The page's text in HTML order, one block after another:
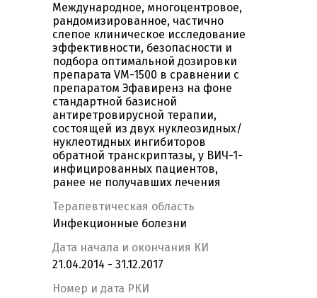
Международное, многоцентровое,
рандомизированное, частично
слепое клиническое исследование
эффективности, безопасности и
подбора оптимальной дозировки
препарата VM-1500 в сравнении с
препаратом Эфавиренз на фоне
стандартной базисной
антиретровирусной терапии,
состоящей из двух нуклеозидных/
нуклеотидных ингибиторов
обратной транскриптазы, у ВИЧ-1-
инфицированных пациентов,
ранее не получавших лечения
Терапевтическая область
Инфекционные болезни
Дата начала и окончания КИ
21.04.2014 - 31.12.2017
Номер и дата РКИ